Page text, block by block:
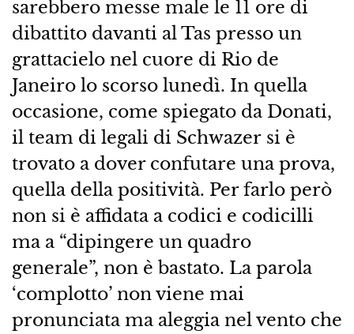
sarebbero messe male le 11 ore di
dibattito davanti al Tas presso un
grattacielo nel cuore di Rio de
Janeiro lo scorso lunedì. In quella
occasione, come spiegato da Donati,
il team di legali di Schwazer si è
trovato a dover confutare una prova,
quella della positività. Per farlo però
non si è affidata a codici e codicilli
ma a “dipingere un quadro
generale”, non è bastato. La parola
‘complotto’ non viene mai
pronunciata ma aleggia nel vento che